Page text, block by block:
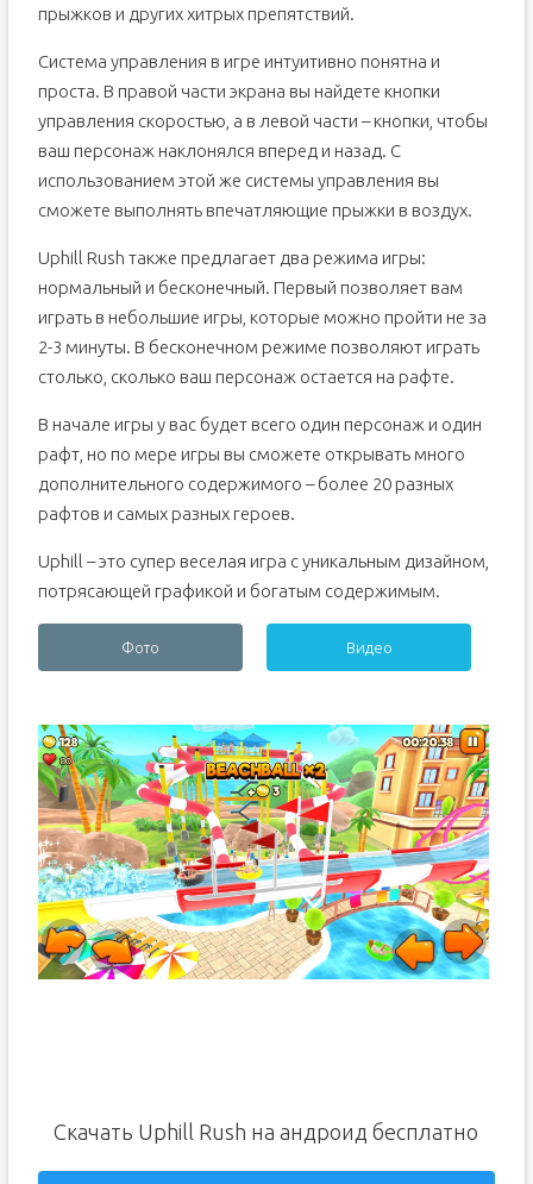
прыжков и других хитрых препятствий.
Система управления в игре интуитивно понятна и
проста. В правой части экрана вы найдете кнопки
управления скоростью, а в левой части – кнопки, чтобы
ваш персонаж наклонялся вперед и назад. С
использованием этой же системы управления вы
сможете выполнять впечатляющие прыжки в воздух.
Uphill Rush также предлагает два режима игры:
нормальный и бесконечный. Первый позволяет вам
играть в небольшие игры, которые можно пройти не за
2-3 минуты. В бесконечном режиме позволяют играть
столько, сколько ваш персонаж остается на рафте.
В начале игры у вас будет всего один персонаж и один
рафт, но по мере игры вы сможете открывать много
дополнительного содержимого – более 20 разных
рафтов и самых разных героев.
Uphill – это супер веселая игра с уникальным дизайном,
потрясающей графикой и богатым содержимым.
Фото Видео
Скачать Uphill Rush на андроид бесплатно